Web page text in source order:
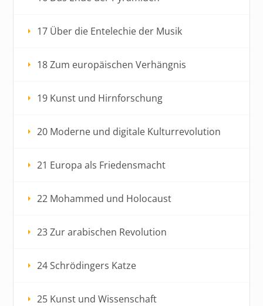
17 Über die Entelechie der Musik
18 Zum europäischen Verhängnis
19 Kunst und Hirnforschung
20 Moderne und digitale Kulturrevolution
21 Europa als Friedensmacht
22 Mohammed und Holocaust
23 Zur arabischen Revolution
24 Schrödingers Katze
25 Kunst und Wissenschaft